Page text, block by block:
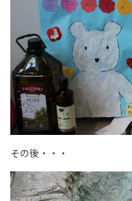
その後・・・